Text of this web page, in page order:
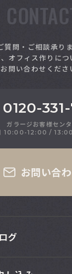
質問・ご相談承りま
オフィス作りに
お問い合わせくださ
0120-
ガラージお客様セン
10:00-12:00 /
お問い合
グ